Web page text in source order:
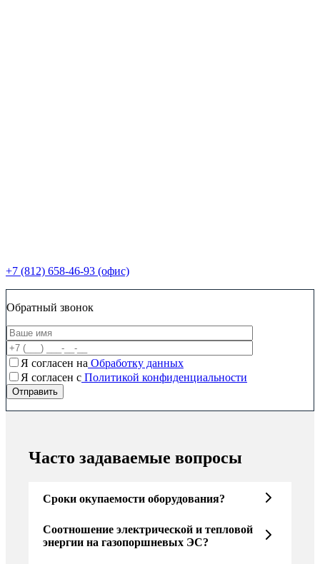
+7 (812) 658-46-93 (офис)
Обратный звонок
Я согласен на Обработку данных
Я согласен c Политикой конфиденциальности
Часто задаваемые вопросы
Сроки окупаемости оборудования?
Соотношение электрической и тепловой
энергии на газопоршневых ЭС?